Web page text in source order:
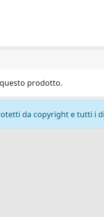
prodotto.
da copyright e tutti i